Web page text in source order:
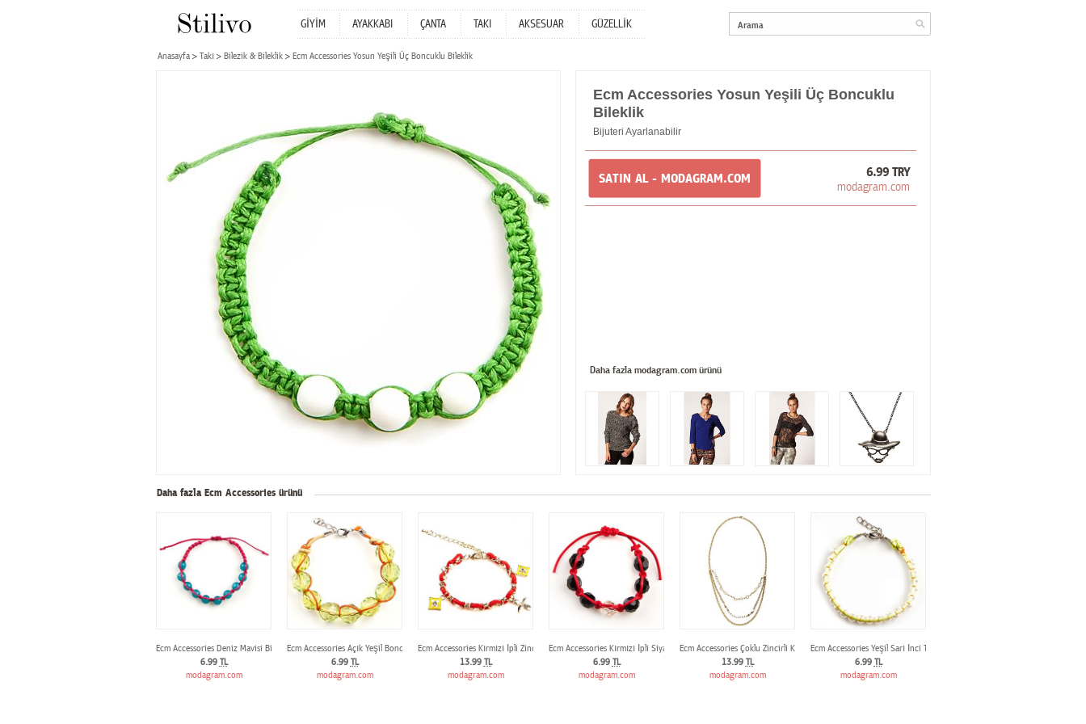
GİYİM AYAKKABI ÇANTA TAKI AKSESUAR GÜZELLİK
Anasayfa Takı Bilezik & Bileklik Ecm Accessories Yosun Yeşili Üç Boncuklu Bileklik
Ecm Accessories Yosun Yeşili Üç Boncuklu
Bileklik
Bijuteri Ayarlanabilir
SATIN AL - MODAGRAM.COM 6.99 TRY
modagram.com
Daha fazla modagram.com ürünü
Daha fazla Ecm Accessories ürünü
Ecm Accessories Deniz Mavisi Bilekli
6.99 TL
modagram.com
Ecm Accessories Açık Yeşil Boncuklu İpli Bileklik
6.99 TL
modagram.com
Ecm Accessories Kırmızı İpli Zincirli Bileklik
13.99 TL
modagram.com
Ecm Accessories Kırmızı İpli Siyah Boncuklu Bileklik
6.99 TL
modagram.com
Ecm Accessories Çoklu Zincirli Kolye
13.99 TL
modagram.com
Ecm Accessories Yeşil Sarı İnci Taşlı Bileklik
6.99 TL
modagram.com